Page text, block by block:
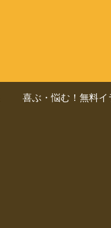
喜ぶ・悩む！無料